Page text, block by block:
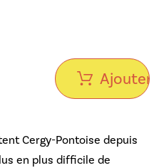
Ajouter
Cergy-Pontoise depuis
en plus difficile de